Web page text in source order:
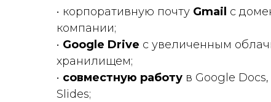
• корпоративную почту Gmail с
компании;
• Google Drive с увеличенным
хранилищем;
• совместную работу в Google
Slides;